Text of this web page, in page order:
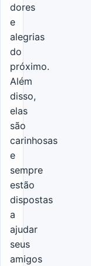
dores
e
alegrias
do
próximo.
Além
disso,
elas
são
carinhosas
e
sempre
estão
dispostas
a
ajudar
seus
amigos